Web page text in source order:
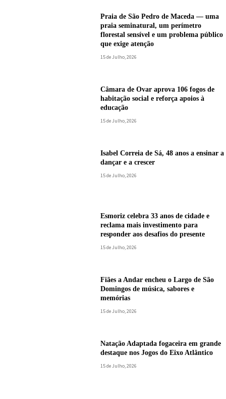
Praia de São Pedro de Maceda — uma
praia seminatural, um perímetro
florestal sensível e um problema público
que exige atenção
15 de Julho, 2026
Câmara de Ovar aprova 106 fogos de
habitação social e reforça apoios à
educação
15 de Julho, 2026
Isabel Correia de Sá, 48 anos a ensinar a
dançar e a crescer
15 de Julho, 2026
Esmoriz celebra 33 anos de cidade e
reclama mais investimento para
responder aos desafios do presente
15 de Julho, 2026
Fiães a Andar encheu o Largo de São
Domingos de música, sabores e
memórias
15 de Julho, 2026
Natação Adaptada fogaceira em grande
destaque nos Jogos do Eixo Atlântico
15 de Julho, 2026